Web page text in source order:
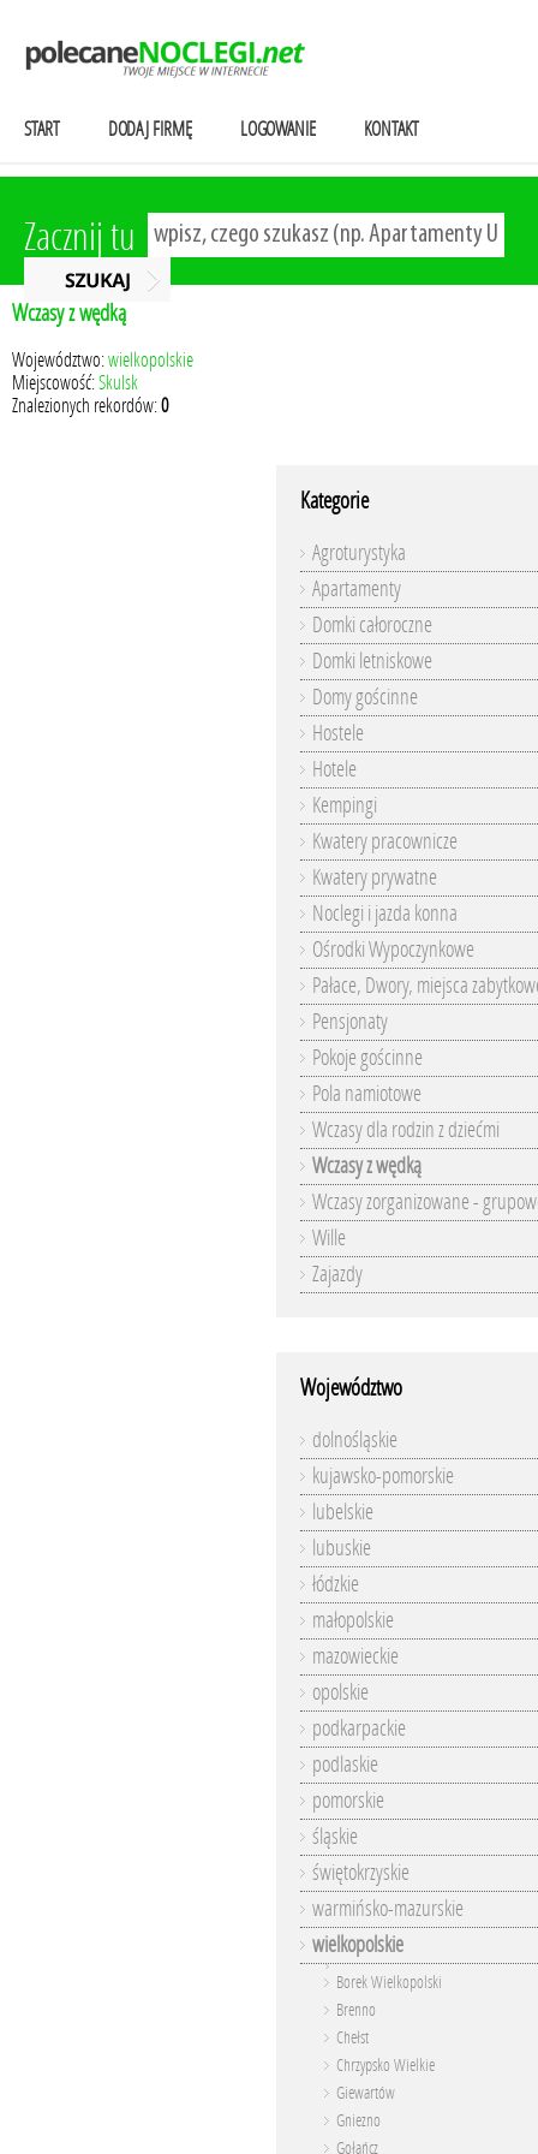
START DODAJ FIRMĘ LOGOWANIE KONTAKT
Zacznij tu
Wczasy z wędką
Województwo:wielkopolskie
Miejscowość:Skulsk
Znalezionych rekordów:0
Kategorie
Agroturystyka
Apartamenty
Domki całoroczne
Domki letniskowe
Domy gościnne
Hostele
Hotele
Kempingi
Kwatery pracownicze
Kwatery prywatne
Noclegi i jazda konna
Ośrodki Wypoczynkowe
Pałace, Dwory, miejsca
Pensjonaty
Pokoje gościnne
Pola namiotowe
Wczasy dla rodzin z dziećmi
Wczasy z wędką
Wczasy zorganizowane -
Wille
Zajazdy
Województwo
dolnośląskie
kujawsko-pomorskie
lubelskie
lubuskie
łódzkie
małopolskie
mazowieckie
opolskie
podkarpackie
podlaskie
pomorskie
śląskie
świętokrzyskie
warmińsko-mazurskie
wielkopolskie
Borek Wielkopolski
Brenno
Chełst
Chrzypsko Wielkie
Giewartów
Gniezno
Gołańcz